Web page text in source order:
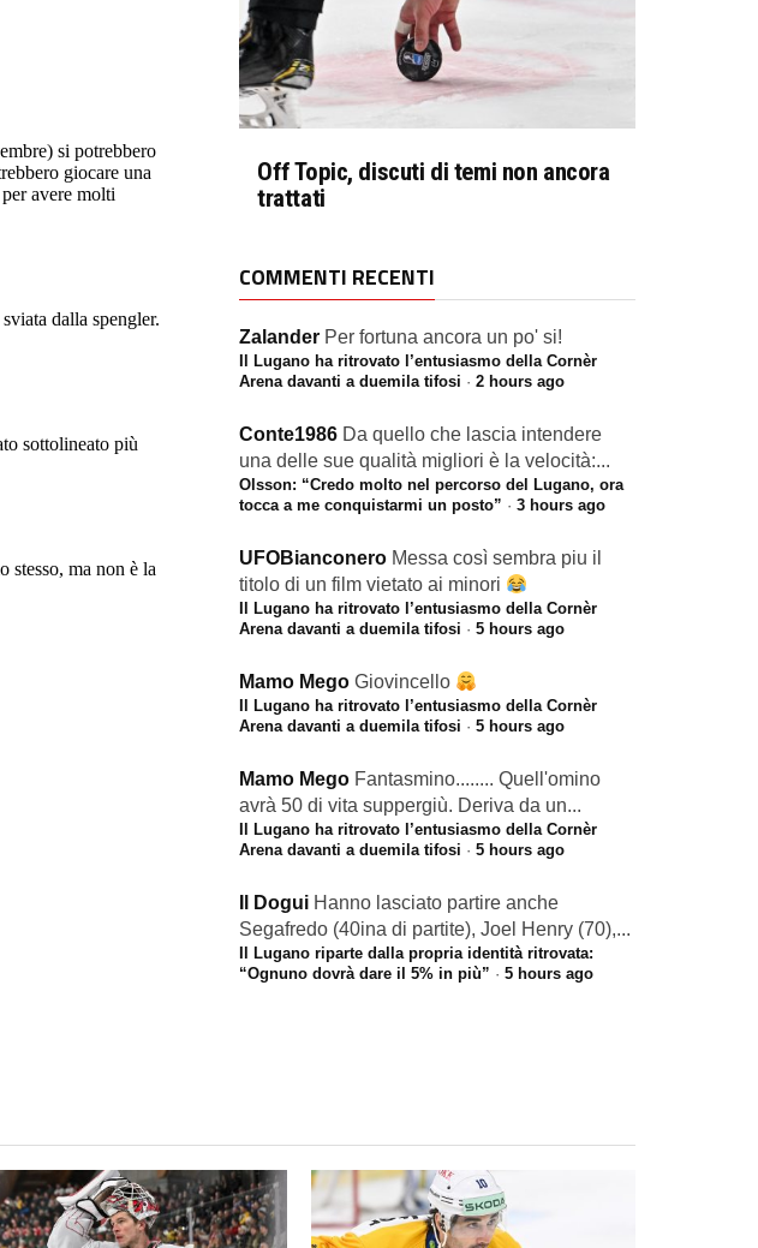
Off Topic, discuti di temi non ancora
trattati
COMMENTI RECENTI
Zalander Per fortuna ancora un po' si!
Il Lugano ha ritrovato l’entusiasmo della Cornèr
Arena davanti a duemila tifosi · 2 hours ago
Conte1986 Da quello che lascia intendere
una delle sue qualità migliori è la velocità:...
Olsson: “Credo molto nel percorso del Lugano, ora
tocca a me conquistarmi un posto” · 3 hours ago
UFOBianconero Messa così sembra piu il
titolo di un film vietato ai minori
Il Lugano ha ritrovato l’entusiasmo della Cornèr
Arena davanti a duemila tifosi · 5 hours ago
Mamo Mego Giovincello
Il Lugano ha ritrovato l’entusiasmo della Cornèr
Arena davanti a duemila tifosi · 5 hours ago
Mamo Mego Fantasmino........ Quell'omino
avrà 50 di vita suppergiù. Deriva da un...
Il Lugano ha ritrovato l’entusiasmo della Cornèr
Arena davanti a duemila tifosi · 5 hours ago
Il Dogui Hanno lasciato partire anche
Segafredo (40ina di partite), Joel Henry (70),...
Il Lugano riparte dalla propria identità ritrovata:
“Ognuno dovrà dare il 5% in più” · 5 hours ago